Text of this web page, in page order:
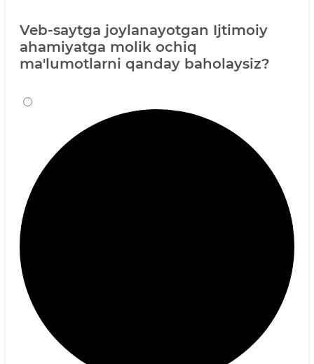
Veb-saytga joylanayotgan Ijtimoiy
ahamiyatga molik ochiq
ma'lumotlarni qanday baholaysiz?